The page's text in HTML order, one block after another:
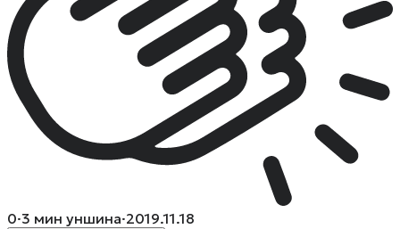
0·3 мин уншина·2019.11.18